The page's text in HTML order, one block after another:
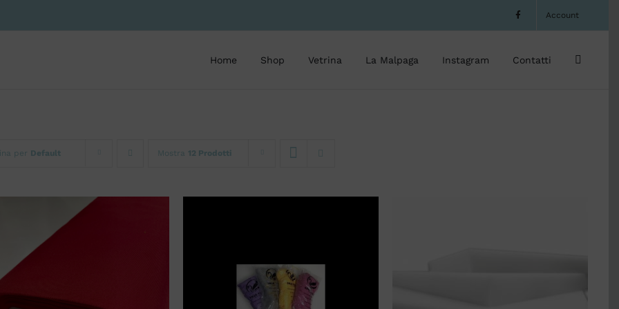
Account
Home Shop Vetrina La Malpaga Instagram Contatti
per Default Mostra 12 Prodotti
/ QUICK VIEW
AGGIUNGI AL CARRELLO
QUICK VIEW